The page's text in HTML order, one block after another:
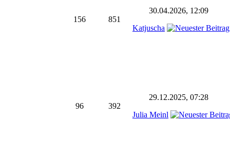
156 851
30.04.2026, 12:09
Katjuscha
96 392
29.12.2025, 07:28
Julia Meinl